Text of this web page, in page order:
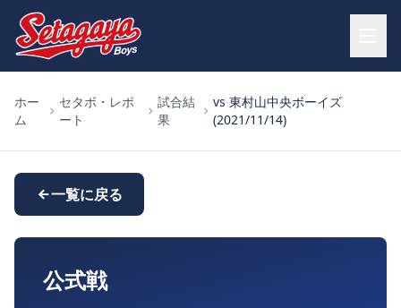
ホー
ム
セタボ・レポ
ート
試合結
果
vs 東村山中央ボーイズ
(2021/11/14)
一覧に戻る
公式戦